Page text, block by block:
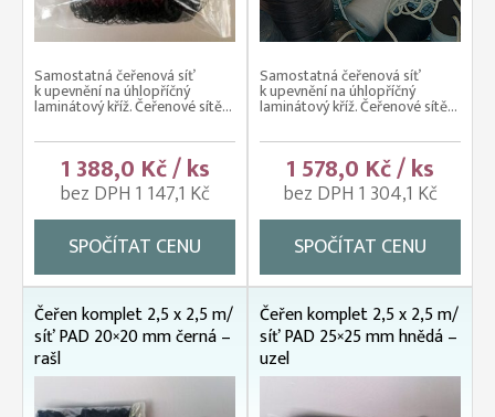
Samostatná čeřenová síť
k upevnění na úhlopříčný
laminátový kříž. Čeřenové sítě...
1 388,0 Kč / ks
bez DPH 1 147,1 Kč
SPOČÍTAT CENU
Samostatná čeřenová síť
k upevnění na úhlopříčný
laminátový kříž. Čeřenové sítě...
1 578,0 Kč / ks
bez DPH 1 304,1 Kč
SPOČÍTAT CENU
Čeřen komplet 2,5 x 2,5 m/
síť PAD 20×20 mm černá –
rašl
Čeřen komplet 2,5 x 2,5 m/
síť PAD 25×25 mm hnědá –
uzel